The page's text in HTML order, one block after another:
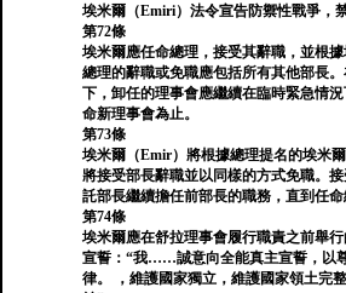
埃米爾（Emiri）法令宣告防禦性戰爭，
第72條
埃米爾應任命總理，接受其辭職，並根
總理的辭職或免職應包括所有其他部長
下，卸任的理事會應繼續在臨時緊急情
命新理事會為止。
第73條
埃米爾（Emir）將根據總理提名的埃米
將接受部長辭職並以同樣的方式免職。
託部長繼續擔任前部長的職務，直到任命
第74條
埃米爾應在舒拉理事會履行職責之前舉
宣誓：“我……誠意向全能真主宣誓，以
律。 ，維護國家獨立，維護國家領土完